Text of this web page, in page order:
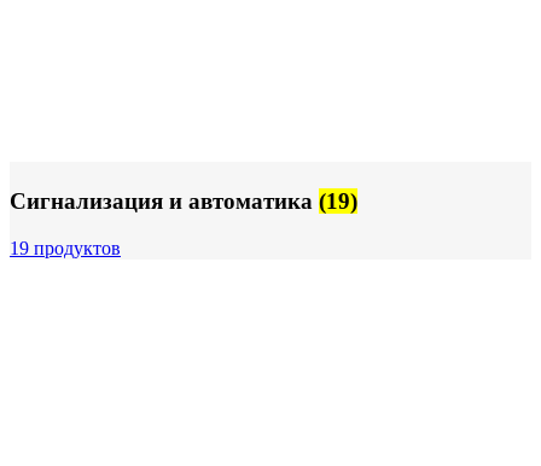
Сигнализация и автоматика (19)
19 продуктов